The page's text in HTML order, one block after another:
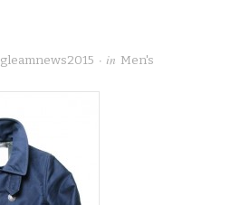
gleamnews2015 · in Men's